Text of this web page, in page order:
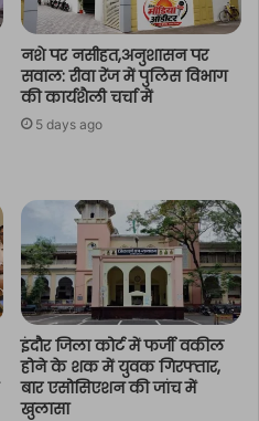
नशे पर नसीहत,अनुशासन पर
सवाल: रीवा रेंज में पुलिस विभाग
की कार्यशैली चर्चा में
5 days ago
इंदौर जिला कोर्ट में फर्जी वकील
होने के शक में युवक गिरफ्तार,
बार एसोसिएशन की जांच में
खुलासा